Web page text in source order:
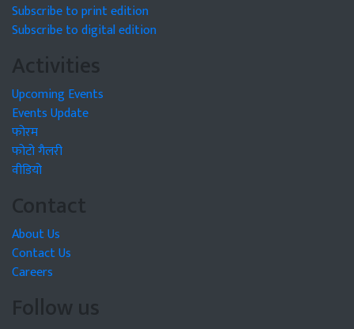
Subscribe to print edition
Subscribe to digital edition
Activities
Upcoming Events
Events Update
फोरम
फोटो गैलरी
वीडियो
Contact
About Us
Contact Us
Careers
Follow us